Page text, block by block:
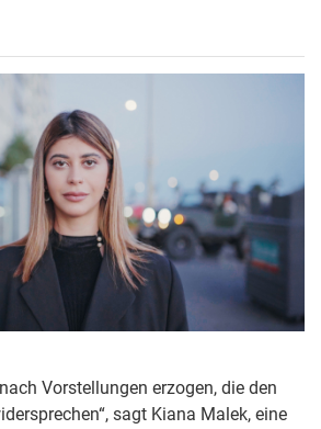
Vorstellungen erzogen, die den
sagt Kiana Malek, eine